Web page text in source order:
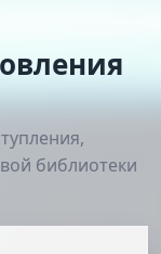
библиотеки